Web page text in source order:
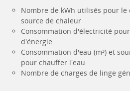
Nombre de kWh utilisés pour le
source de chaleur
Consommation d'électricité
d'énergie
Consommation d'eau (m³) et
pour chauffer l'eau
Nombre de charges de linge